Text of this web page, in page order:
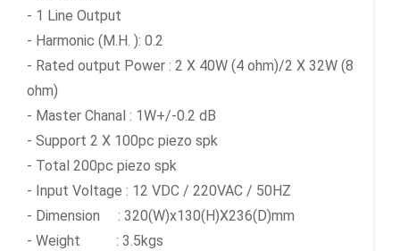
- 1 Line Output
- Harmonic (M.H. ): 0.2
- Rated output Power : 2 X 40W (4 ohm)/2 X 32W (8
ohm)
- Master Chanal : 1W+/-0.2 dB
- Support 2 X 100pc piezo spk
- Total 200pc piezo spk
- Input Voltage : 12 VDC / 220VAC / 50HZ
- Dimension : 320(W)x130(H)X236(D)mm
- Weight : 3.5kgs